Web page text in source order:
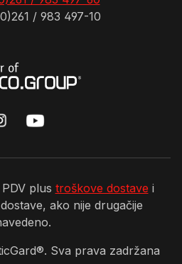
/ 983 497-10
plus troškove dostave i
ako nije drugačije
Sva prava zadržana